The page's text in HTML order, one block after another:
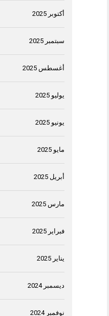
أكتوبر 2025
سبتمبر 2025
أغسطس 2025
يوليو 2025
يونيو 2025
مايو 2025
أبريل 2025
مارس 2025
فبراير 2025
يناير 2025
ديسمبر 2024
نوفمبر 2024